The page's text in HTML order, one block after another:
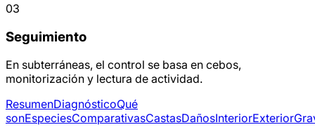
03
Seguimiento
En subterráneas, el control se basa en cebos,
monitorización y lectura de actividad.
ResumenDiagnósticoQué
sonEspeciesComparativasCastasDañosInteriorExterior